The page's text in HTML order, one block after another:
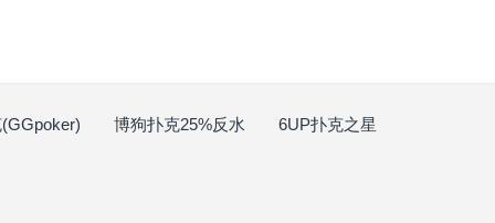
博狗扑克25%反水 6UP扑克之星